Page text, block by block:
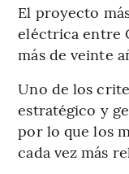
El proyecto
eléctrica entre
más de veinte
Uno de los
estratégico y
por lo que los
cada vez más